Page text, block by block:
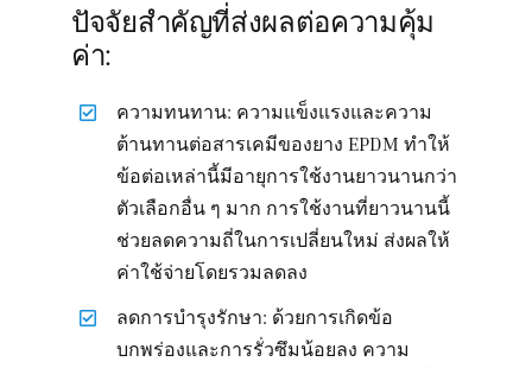
ปัจจัยสำคัญที่ส่งผลต่อความคุ้ม
ค่า:
ความทนทาน: ความแข็งแรงและความ
ต้านทานต่อสารเคมีของยาง EPDM ทำให้
ข้อต่อเหล่านี้มีอายุการใช้งานยาวนานกว่า
ตัวเลือกอื่น ๆ มาก การใช้งานที่ยาวนานนี้
ช่วยลดความถี่ในการเปลี่ยนใหม่ ส่งผลให้
ค่าใช้จ่ายโดยรวมลดลง
ลดการบำรุงรักษา: ด้วยการเกิดข้อ
บกพร่องและการรั่วซึมน้อยลง ความ